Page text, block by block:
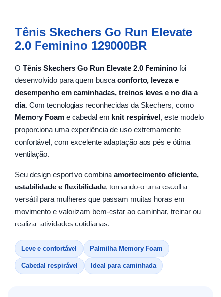
Tênis Skechers Go Run Elevate
2.0 Feminino 129000BR
O Tênis Skechers Go Run Elevate 2.0 Feminino foi
desenvolvido para quem busca conforto, leveza e
desempenho em caminhadas, treinos leves e no dia a
dia. Com tecnologias reconhecidas da Skechers, como
Memory Foam e cabedal em knit respirável, este modelo
proporciona uma experiência de uso extremamente
confortável, com excelente adaptação aos pés e ótima
ventilação.
Seu design esportivo combina amortecimento eficiente,
estabilidade e flexibilidade, tornando-o uma escolha
versátil para mulheres que passam muitas horas em
movimento e valorizam bem-estar ao caminhar, treinar ou
realizar atividades cotidianas.
Leve e confortável Palmilha Memory Foam
Cabedal respirável Ideal para caminhada